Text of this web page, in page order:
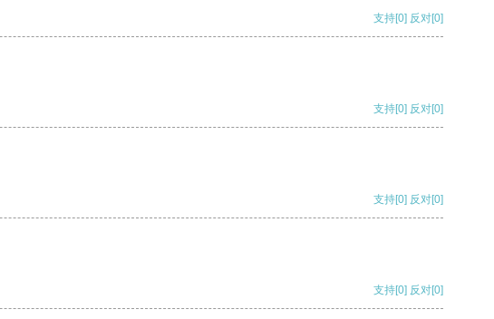
支持[0] 反对[0]
支持[0] 反对[0]
支持[0] 反对[0]
支持[0] 反对[0]